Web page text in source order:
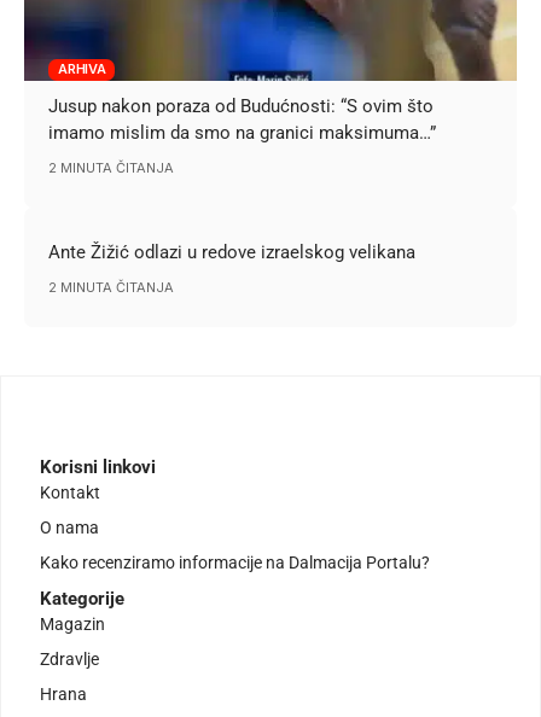
ARHIVA
Jusup nakon poraza od Budućnosti: “S ovim što
imamo mislim da smo na granici maksimuma…”
2 MINUTA ČITANJA
Ante Žižić odlazi u redove izraelskog velikana
2 MINUTA ČITANJA
Korisni linkovi
Kontakt
O nama
Kako recenziramo informacije na Dalmacija Portalu?
Kategorije
Magazin
Zdravlje
Hrana